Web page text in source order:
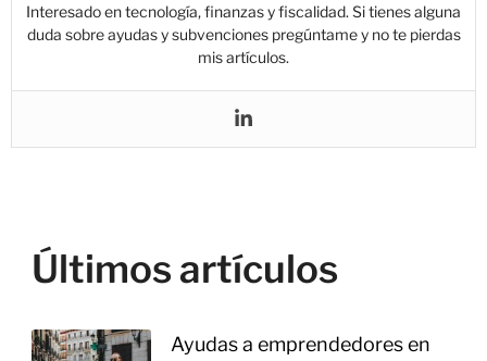
Interesado en tecnología, finanzas y fiscalidad. Si tienes alguna
duda sobre ayudas y subvenciones pregúntame y no te pierdas
mis artículos.
Últimos artículos
Ayudas a emprendedores en